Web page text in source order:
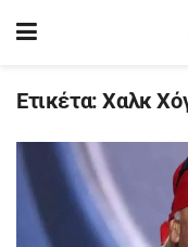
Ετικέτα:Χαλκ